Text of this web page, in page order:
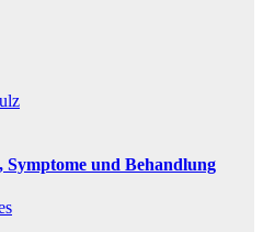
Symptome und Behandlung